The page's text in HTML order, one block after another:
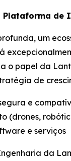
Plataforma de
um
o papel da
de
e
(drones,
e serviços
da